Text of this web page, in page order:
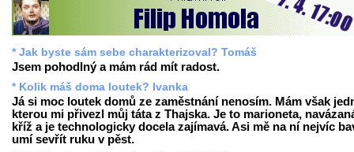
* Jak byste sám sebe charakterizoval? Tomáš
Jsem pohodlný a mám rád mít radost.
* Kolik máš doma loutek? Ivanka
Já si moc loutek domů ze zaměstnání nenosím. Mám však
kterou mi přivezl můj táta z Thajska. Je to marioneta,
kříž a je technologicky docela zajímavá. Asi mě na ní nejvíc
umí sevřít ruku v pěst.